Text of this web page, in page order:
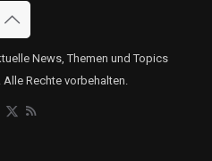
News, Themen und Topics
Rechte vorbehalten.